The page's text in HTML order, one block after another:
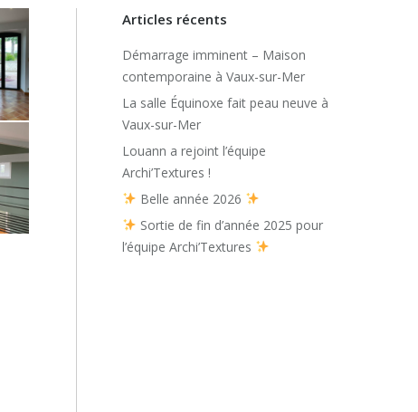
Articles récents
Démarrage imminent – Maison
contemporaine à Vaux-sur-Mer
La salle Équinoxe fait peau neuve à
Vaux-sur-Mer
Louann a rejoint l’équipe
Archi’Textures !
Belle année 2026
Sortie de fin d’année 2025 pour
l’équipe Archi’Textures